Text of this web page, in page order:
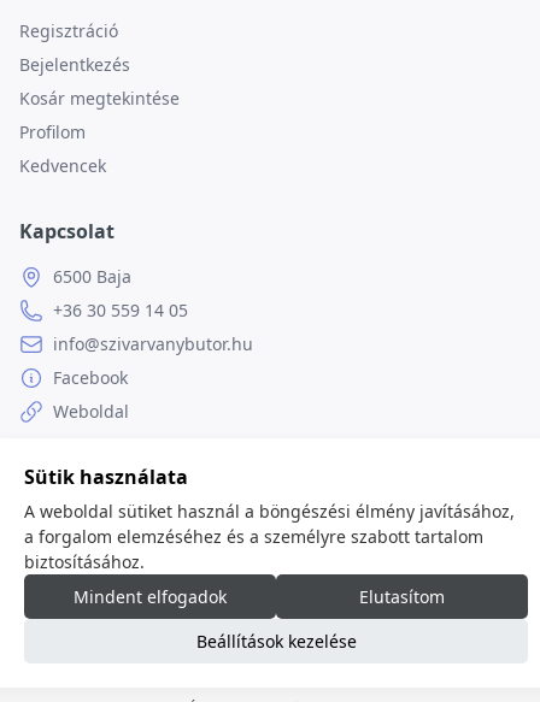
Regisztráció
Bejelentkezés
Kosár megtekintése
Profilom
Kedvencek
Kapcsolat
6500 Baja
+36 30 559 14 05
info@szivarvanybutor.hu
Facebook
Weboldal
© 2026minden jog fenntartva.
Sütik használata
A weboldal sütiket használ a böngészési élmény javításához,
a forgalom elemzéséhez és a személyre szabott tartalom
biztosításához.
Mindent elfogadok
Elutasítom
Beállítások kezelése